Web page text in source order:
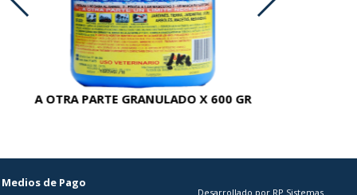
A OTRA PARTE GRANULADO X 600 GR
Medios de Pago
Desarrollado por RP Sistemas